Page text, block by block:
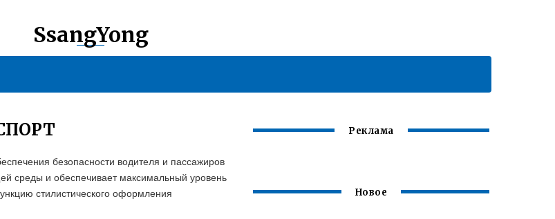
SsangYong
безопасности водителя и пассажиров
среды и обеспечивает максимальный уровень
стилистического оформления
Реклама
Новое